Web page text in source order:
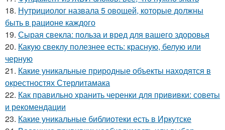
18. Нутрициолог назвала 5 овощей, которые должны
быть в рационе каждого
19. Сырая свекла: польза и вред для вашего здоровья
20. Какую свеклу полезнее есть: красную, белую или
черную
21. Какие уникальные природные объекты находятся в
окрестностях Стерлитамака
22. Как правильно хранить черенки для прививки: советы
и рекомендации
23. Какие уникальные библиотеки есть в Иркутске